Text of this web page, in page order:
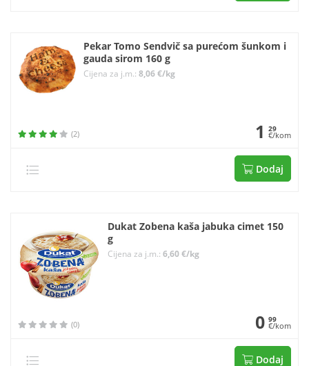
Pekar Tomo Sendvič sa purećom šunkom i
gauda sirom 160 g
Cijena za j.m.:8,06 €/kg
(2) 1 29
€/kom
Dodaj
Dukat Zobena kaša jabuka cimet 150
g
Cijena za j.m.: 6,60 €/kg
(0) 0 99
€/kom
Dodaj